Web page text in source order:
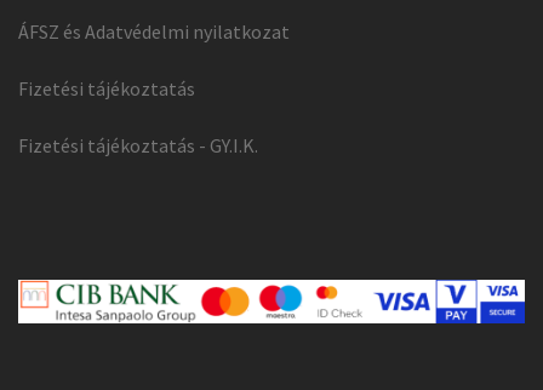
ÁFSZ és Adatvédelmi nyilatkozat
Fizetési tájékoztatás
Fizetési tájékoztatás - GY.I.K.